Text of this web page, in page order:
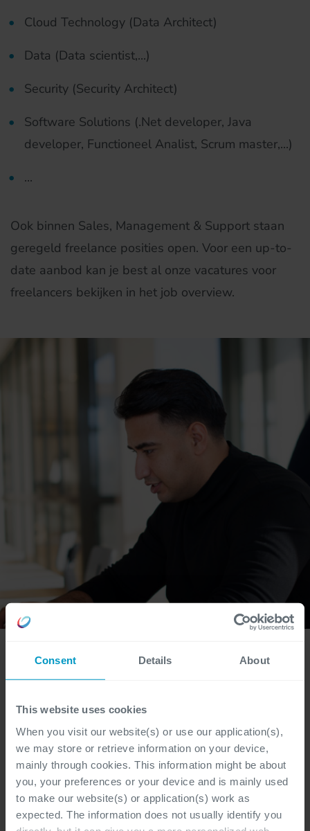
Consent Details About
This website uses cookies
When you visit our website(s) or use our application(s),
we may store or retrieve information on your device,
mainly through cookies. This information might be about
you, your preferences or your device and is mainly used
to make our website(s) or application(s) work as
expected. The information does not usually identify you
Cloud Technology (Data Architect)
Data (Data scientist,...)
Security (Security Architect)
Software Solutions (.Net developer, Java
developer, Functioneel Analist, Scrum master,...)
...
Ook binnen Sales, Management & Support staan
geregeld freelance posities open. Voor een up-to-
date aanbod kan je best al onze vacatures voor
freelancers bekijken in het job overview.